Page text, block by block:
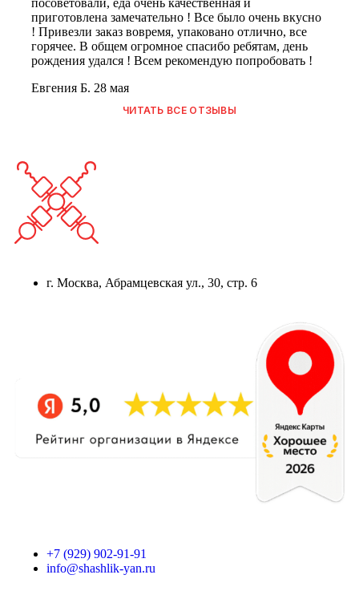
посоветовали, еда очень качественная и
приготовлена замечательно ! Все было очень вкусно
! Привезли заказ вовремя, упаковано отлично, все
горячее. В общем огромное спасибо ребятам, день
рождения удался ! Всем рекомендую попробовать !
Евгения Б. 28 мая
ЧИТАТЬ ВСЕ ОТЗЫВЫ
г. Москва, Абрамцевская ул., 30, стр. 6
+7 (929) 902-91-91
info@shashlik-yan.ru